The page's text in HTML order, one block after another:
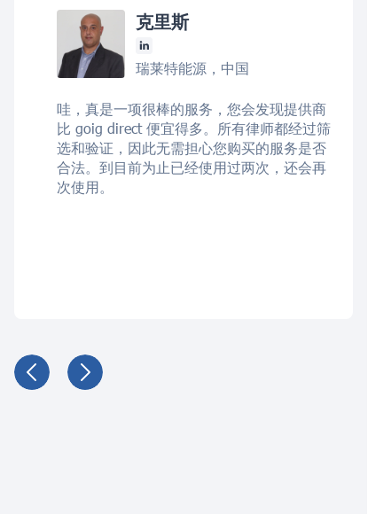
克里斯
瑞莱特能源，中国
哇，真是一项很棒的服务，您会发现提供商
比 goig direct 便宜得多。所有律师都经过筛
选和验证，因此无需担心您购买的服务是否
合法。到目前为止已经使用过两次，还会再
次使用。